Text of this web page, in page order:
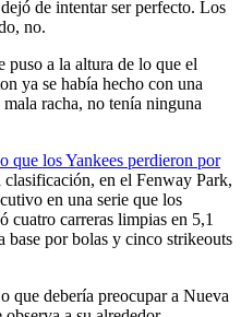
de intentar ser perfecto. Los
no.
puso a la altura de lo que el
ya se había hecho con una
racha, no tenía ninguna
que los Yankees perdieron por
en el Fenway Park,
en una serie que los
cuatro carreras limpias en 5,1
base por bolas y cinco strikeouts
que debería preocupar a Nueva